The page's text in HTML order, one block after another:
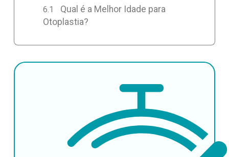
Qual é a Melhor Idade para
Otoplastia?